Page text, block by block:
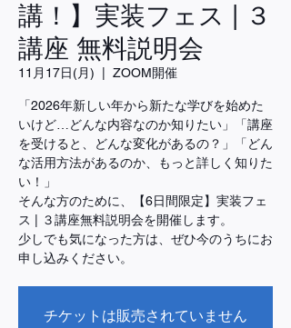
講！】実装フェス | ３
講座 無料説明会
11月17日(月) ZOOM開催
「2026年新しい年から新たな学びを始めた
いけど…どんな内容なのか知りたい」「講座
を受けると、どんな変化があるの？」「どん
な活用方法があるのか、もっと詳しく知りた
い！」
そんな方のために、【6日間限定】実装フェ
ス | ３講座無料説明会を開催します。
少しでも気になった方は、ぜひ今のうちにお
申し込みください。
チケットは販売されていません